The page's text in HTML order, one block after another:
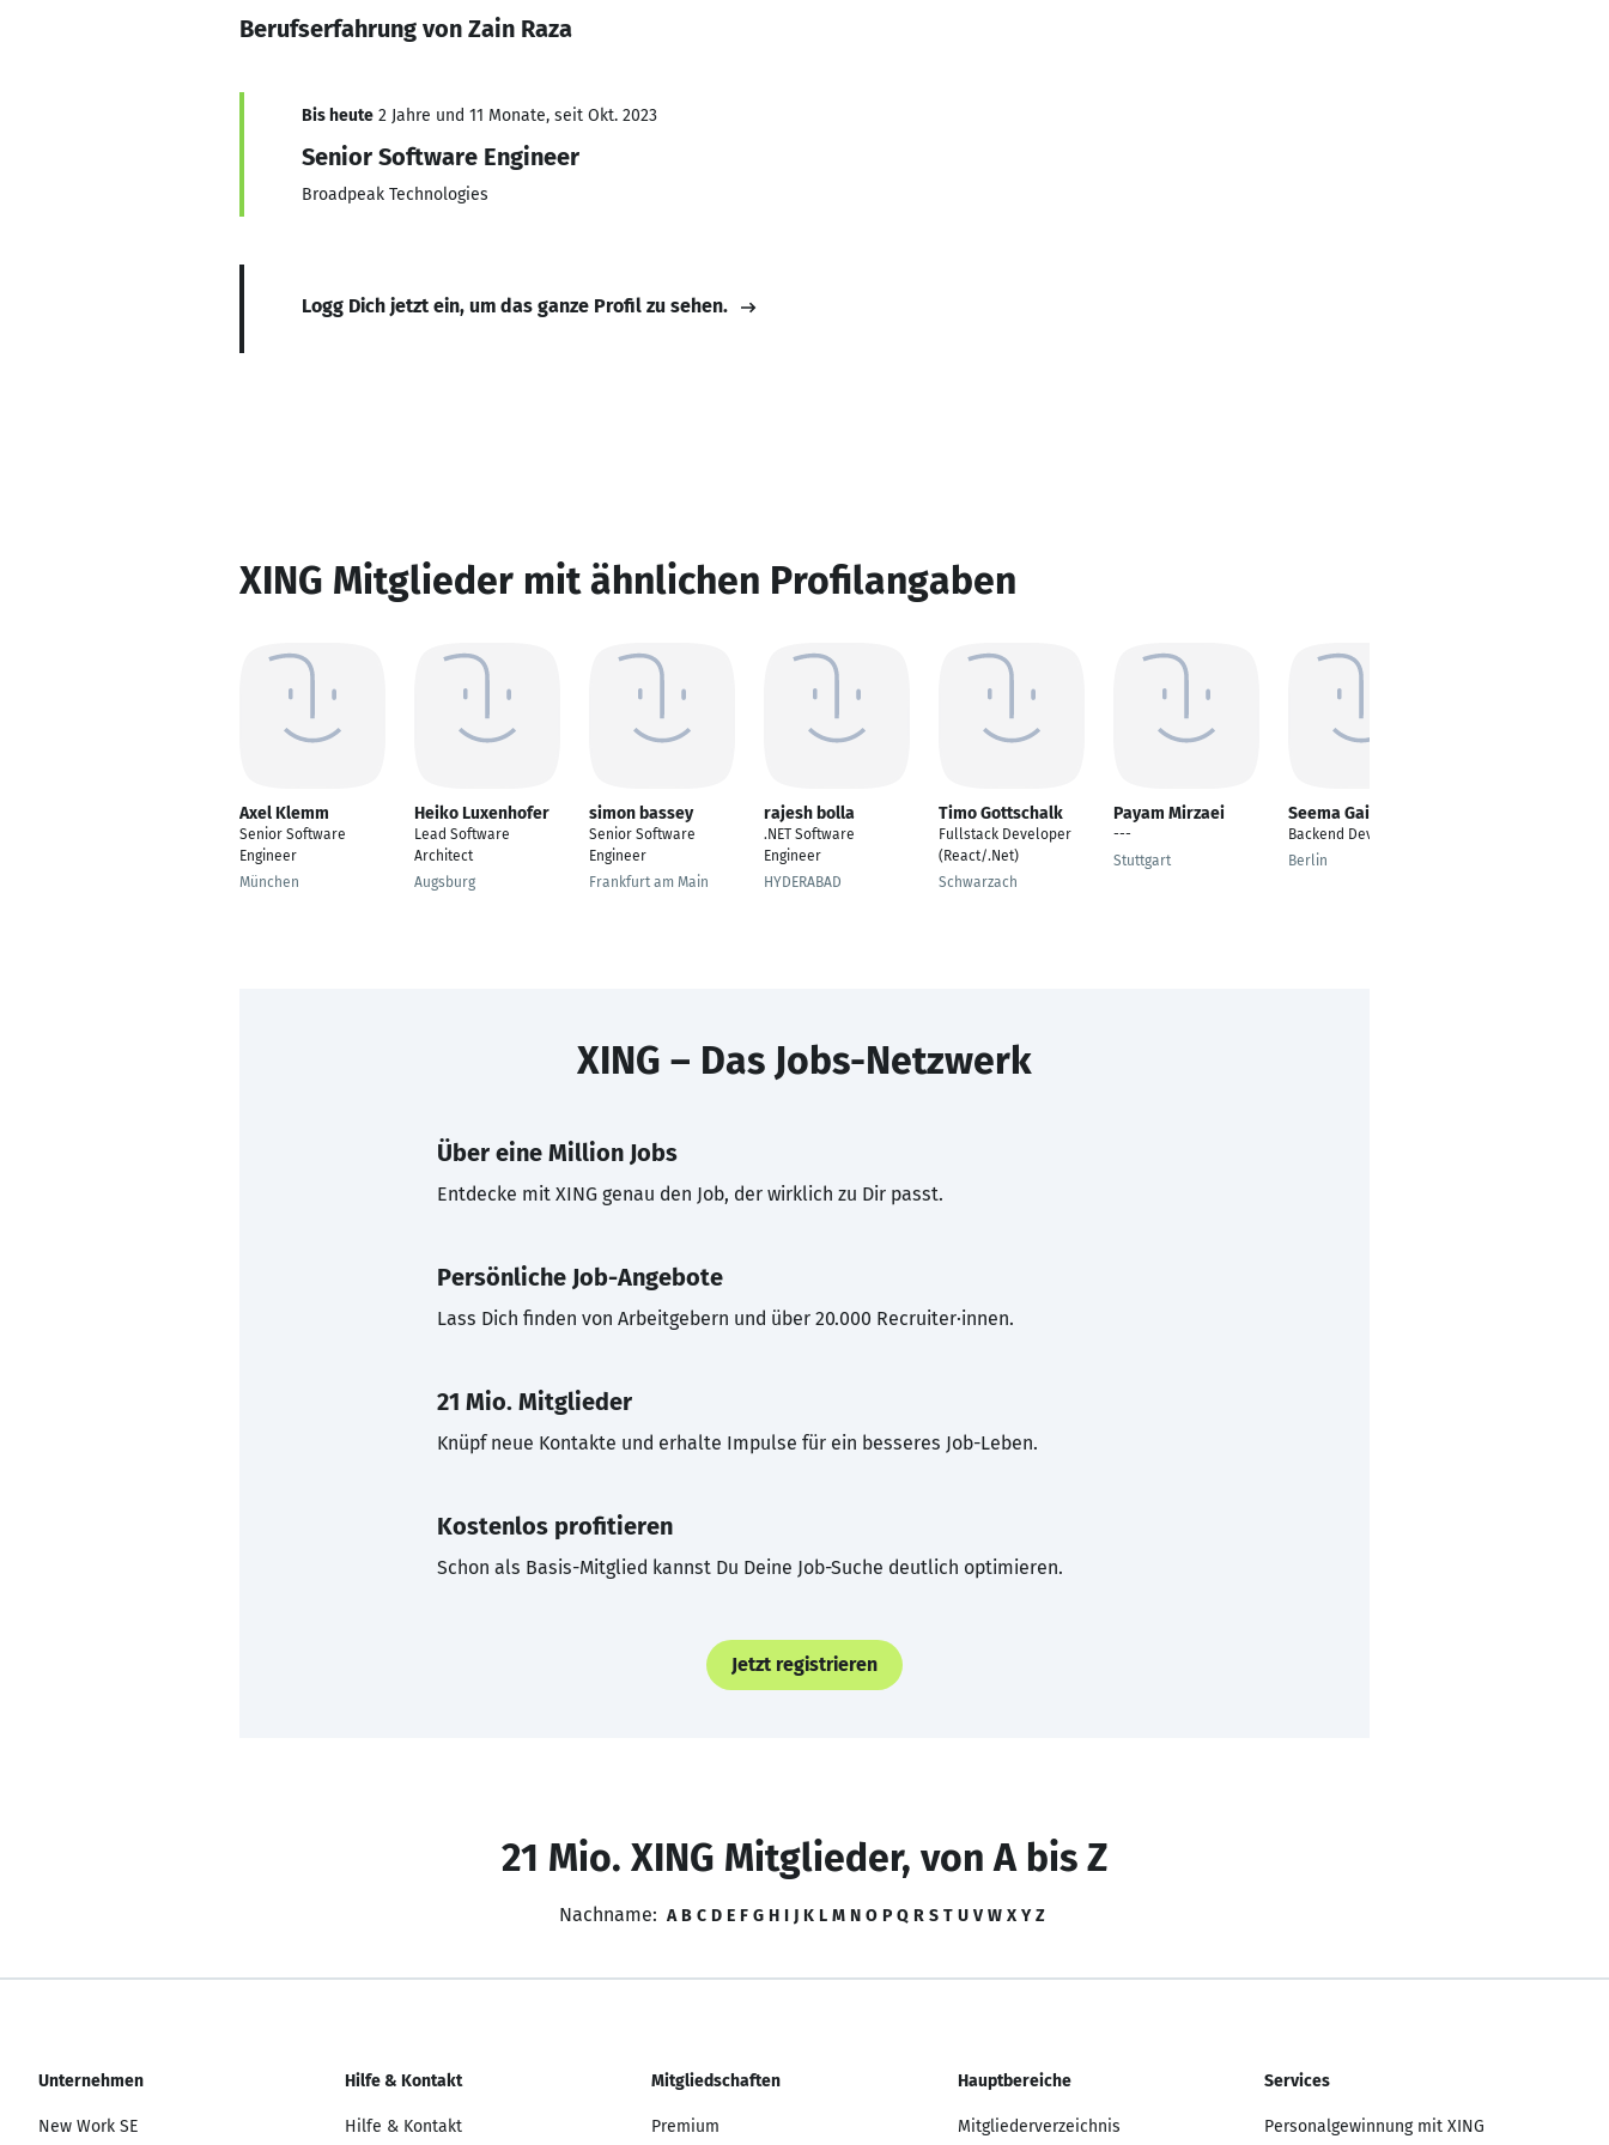
Berufserfahrung von Zain Raza
Bis heute 2 Jahre und 11 Monate, seit Okt. 2023
Senior Software Engineer
Broadpeak Technologies
Logg Dich jetzt ein, um das ganze Profil zu sehen.
XING Mitglieder mit ähnlichen Profilangaben
Axel Klemm
Senior Software
Engineer
München
Heiko Luxenhofer
Lead Software
Architect
Augsburg
simon bassey
Senior Software
Engineer
Frankfurt am Main
rajesh bolla
.NET Software
Engineer
HYDERABAD
Timo Gottschalk
Fullstack Developer
(React/.Net)
Schwarzach
Payam Mirzaei
---
Stuttgart
Seema Gaikwad
Backend Developer
Berlin
XING – Das Jobs-Netzwerk
Über eine Million Jobs
Entdecke mit XING genau den Job, der wirklich zu Dir passt.
Persönliche Job-Angebote
Lass Dich finden von Arbeitgebern und über 20.000 Recruiter·innen.
21 Mio. Mitglieder
Knüpf neue Kontakte und erhalte Impulse für ein besseres Job-Leben.
Kostenlos profitieren
Schon als Basis-Mitglied kannst Du Deine Job-Suche deutlich optimieren.
Jetzt registrieren
21 Mio. XING Mitglieder, von A bis Z
Nachname: A B C D E F G H I J K L M N O P Q R S T U V W X Y Z
Unternehmen
New Work SE
Hilfe & Kontakt
Hilfe & Kontakt
Mitgliedschaften
Premium
Hauptbereiche
Mitgliederverzeichnis
Services
Personalgewinnung mit XING